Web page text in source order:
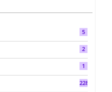
5
2
1
2286